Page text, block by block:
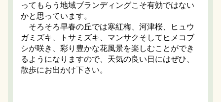
ってもらう地域ブランディングこそ有効ではない
かと思っています。
そろそろ早春の丘では寒紅梅、河津桜、ヒュウ
ガミズキ、トサミズキ、マンサクそしてヒメコブ
シが咲き、彩り豊かな花風景を楽しむことができ
るようになりますので、天気の良い日にはぜひ、
散歩にお出かけ下さい。